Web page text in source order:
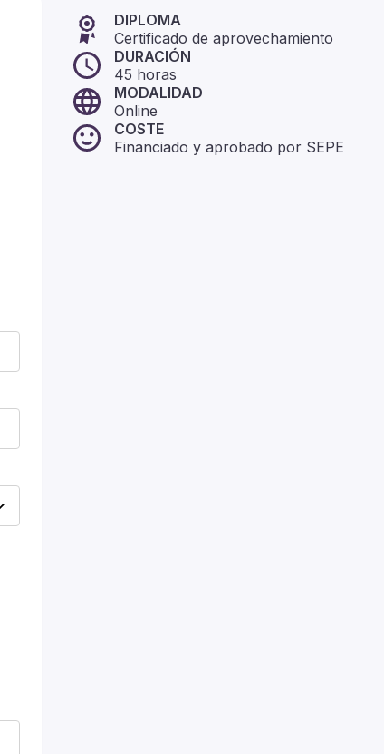
DIPLOMA
Certificado de aprovechamiento
DURACIÓN
45 horas
MODALIDAD
Online
COSTE
Financiado y aprobado por SEPE